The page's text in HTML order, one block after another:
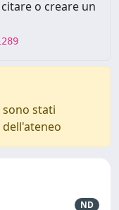
o creare un
stati
ND